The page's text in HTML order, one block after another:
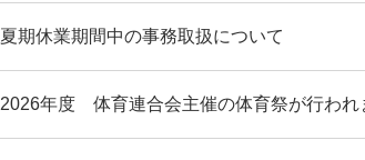
夏期休業期間中の事務取扱について
2026年度 体育連合会主催の体育祭が行われ